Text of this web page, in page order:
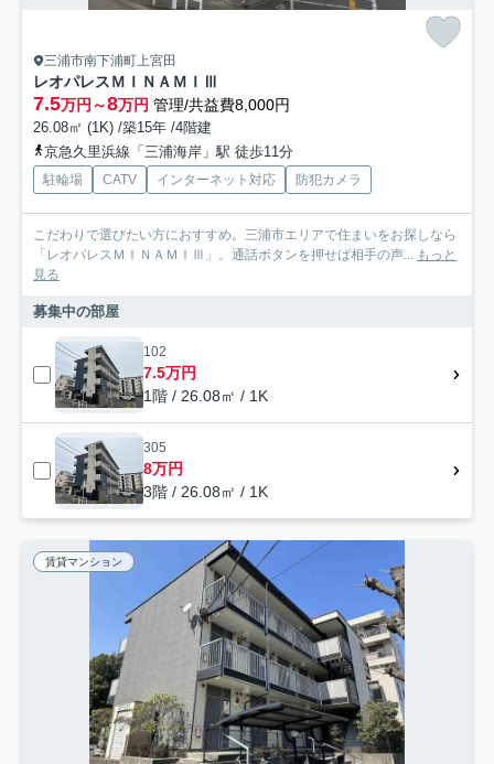
三浦市南下浦町上宮田
レオパレスＭＩＮＡＭＩⅢ
7.5万円～8万円 管理/共益費8,000円
26.08㎡ (1K) /築15年 /4階建
京急久里浜線「三浦海岸」駅 徒歩11分
駐輪場 CATV インターネット対応 防犯カメラ
こだわりで選びたい方におすすめ。三浦市エリアで住まいをお探しなら
「レオパレスＭＩＮＡＭＩⅢ」。通話ボタンを押せば相手の声... もっと
見る
募集中の部屋
102
7.5万円
1階 / 26.08㎡ / 1K
305
8万円
3階 / 26.08㎡ / 1K
賃貸マンション